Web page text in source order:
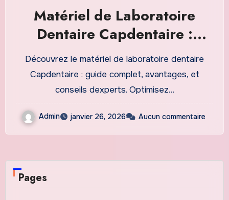
Matériel de Laboratoire
Dentaire Capdentaire :
Guide Complet pour un
Cabinet Moderne et Efficace
Découvrez le matériel de laboratoire dentaire
Capdentaire : guide complet, avantages, et
conseils dexperts. Optimisez…
Admin janvier 26, 2026 Aucun commentaire
Pages